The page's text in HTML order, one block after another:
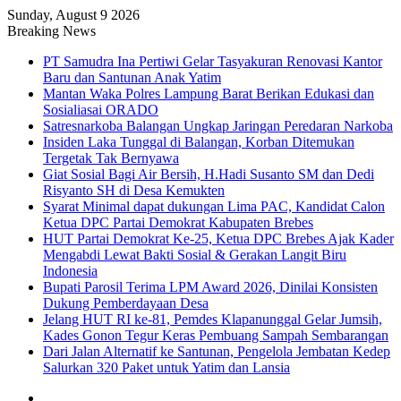
Sunday, August 9 2026
Breaking News
PT Samudra Ina Pertiwi Gelar Tasyakuran Renovasi Kantor
Baru dan Santunan Anak Yatim
Mantan Waka Polres Lampung Barat Berikan Edukasi dan
Sosialiasai ORADO
Satresnarkoba Balangan Ungkap Jaringan Peredaran Narkoba
Insiden Laka Tunggal di Balangan, Korban Ditemukan
Tergetak Tak Bernyawa
Giat Sosial Bagi Air Bersih, H.Hadi Susanto SM dan Dedi
Risyanto SH di Desa Kemukten
Syarat Minimal dapat dukungan Lima PAC, Kandidat Calon
Ketua DPC Partai Demokrat Kabupaten Brebes
HUT Partai Demokrat Ke-25, Ketua DPC Brebes Ajak Kader
Mengabdi Lewat Bakti Sosial & Gerakan Langit Biru
Indonesia
Bupati Parosil Terima LPM Award 2026, Dinilai Konsisten
Dukung Pemberdayaan Desa
Jelang HUT RI ke-81, Pemdes Klapanunggal Gelar Jumsih,
Kades Gonon Tegur Keras Pembuang Sampah Sembarangan
Dari Jalan Alternatif ke Santunan, Pengelola Jembatan Kedep
Salurkan 320 Paket untuk Yatim dan Lansia